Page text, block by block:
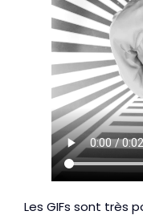
Les GIFs sont très